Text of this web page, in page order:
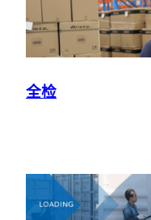
全检